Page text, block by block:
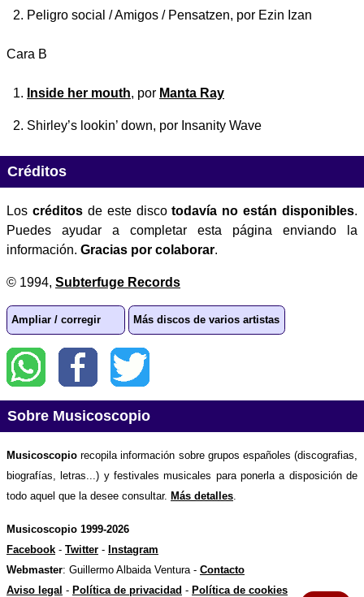
Peligro social / Amigos / Pensatzen, por Ezin Izan
Cara B
Inside her mouth, por Manta Ray
Shirley’s lookin’ down, por Insanity Wave
Créditos
Los créditosde este discotodavía no están disponibles.
Puedes ayudar a completar esta página enviando la
información. Gracias por colaborar.
© 1994, Subterfuge Records
Ampliar / corregir Más discos de varios artistas
Sobre Musicoscopio
Musicoscopio recopila información sobre grupos españoles (discografias,
biografías, letras...) y festivales musicales para ponerla a disposición de
todo aquel que la desee consultar. Más detalles.
Musicoscopio 1999-2026
Facebook - Twitter - Instagram
Webmaster: Guillermo Albaida Ventura - Contacto
Aviso legal - Política de privacidad - Política de cookies